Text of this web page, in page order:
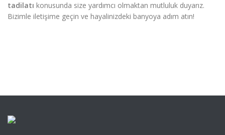
tadilatı konusunda size yardımcı olmaktan mutluluk duyarız.
Bizimle iletişime geçin ve hayalinizdeki banyoya adım atın!